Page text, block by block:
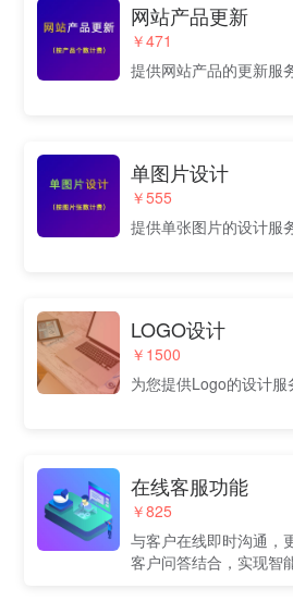
网站产品更新
￥471
提供网站产品的更新服
单图片设计
￥555
提供单张图片的设计服
LOGO设计
￥1500
为您提供Logo的设计服
在线客服功能
￥825
与客户在线即时沟通，
客户问答结合，实现智